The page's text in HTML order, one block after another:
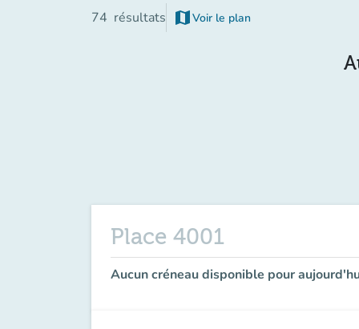
74 résultats map Voir le plan
(nouvel onglet)
Place 4001
Aucun créneau disponible pour